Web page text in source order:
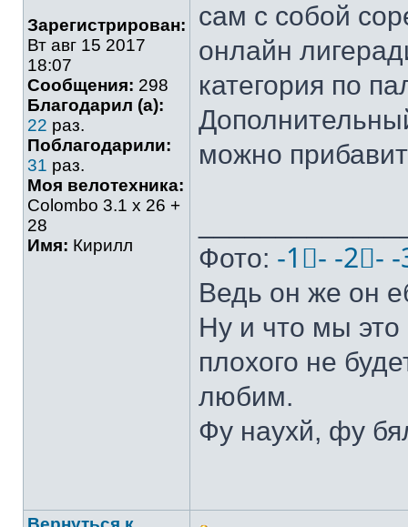
Зарегистрирован:
Вт авг 15 2017
18:07
Сообщения: 298
Благодарил (а):
22 раз.
Поблагодарили:
31 раз.
Моя велотехника:
Colombo 3.1 х 26 +
28
Имя: Кирилл
сам с собой
онлайн
категория по
можно
Фото: -1⃣- -2⃣- -
Ведь он же он
Ну и что мы это
плохого не
любим.
Фу наухй, фу